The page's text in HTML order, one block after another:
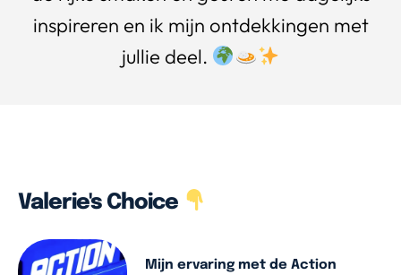
inspireren en ik mijn ontdekkingen met
jullie deel.
Valerie's Choice
Mijn ervaring met de Action